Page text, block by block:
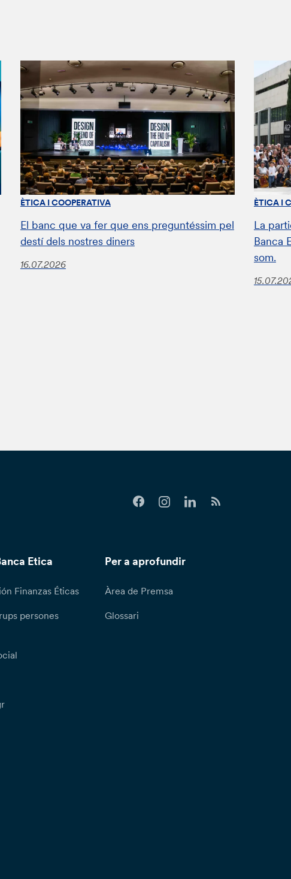
ÈTICA I COOPERATIVA
El banc que va fer que ens preguntéssim pel
destí dels nostres diners
16.07.2026
ÈTICA I
La
Banca
som.
Etica
Finanzas Éticas
persones
Per a aprofundir
Àrea de Premsa
Glossari